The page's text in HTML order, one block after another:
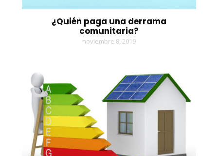
¿Quién paga una derrama
comunitaria?
noviembre 8, 2019